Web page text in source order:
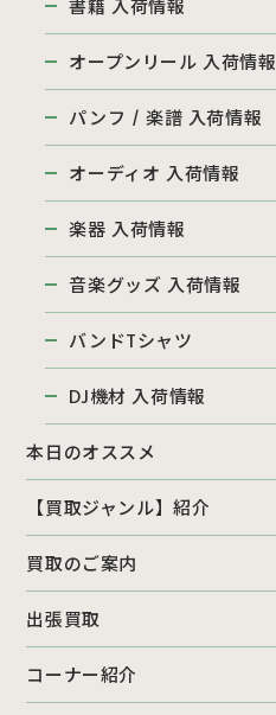
書籍 入荷情報
オープンリール 入荷情報
パンフ / 楽譜 入荷情報
オーディオ 入荷情報
楽器 入荷情報
音楽グッズ 入荷情報
バンドTシャツ
DJ機材 入荷情報
本日のオススメ
【買取ジャンル】紹介
買取のご案内
出張買取
コーナー紹介